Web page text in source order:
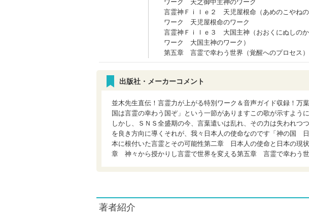
ワーク 天之御中主神のワーク
言霊神Ｆｉｌｅ２ 天児屋根命（あめのこやねの
ワーク 天児屋根命のワーク
言霊神Ｆｉｌｅ３ 大国主神（おおくにぬしのか
ワーク 大国主神のワーク）
第五章 言霊で幸わう世界（覚醒へのプロセス）
出版社・メーカーコメント
並木先生直伝！言霊力が上がる特別ワーク＆音声ガイド収録！万
国は言霊の幸わう国ぞ」という一節がありますこの歌が示すよう
しかし、ＳＮＳ全盛期の今、言葉遣いは乱れ、その力は失われつ
を良き方向に導くそれが、我々日本人の使命なのです「神の国
本に根付いた言霊とその可能性第二章 日本人の使命と日本の現
章 神々から授かりし言霊で世界を変える第五章 言霊で幸わう
著者紹介